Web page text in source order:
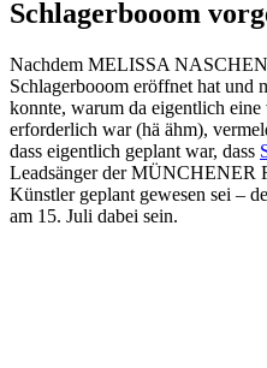
Schlagerbooom
Nachdem MELISSA
Schlagerbooom eröffnet hat und
konnte, warum da eigentlich
erforderlich war (hä ähm),
dass eigentlich geplant war, dass
Leadsänger der MÜNCHENER
Künstler geplant gewesen sei –
am 15. Juli dabei sein.